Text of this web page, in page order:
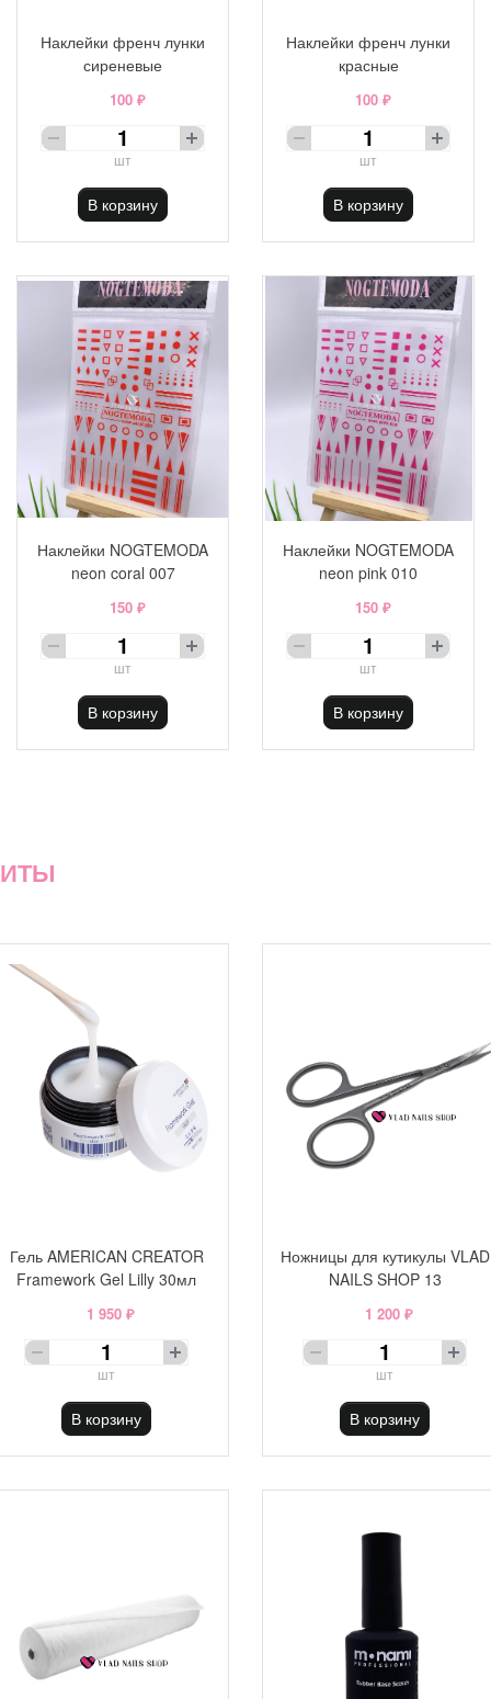
Наклейки френч лунки
сиреневые
100 ₽
шт
В корзину
Наклейки френч лунки
красные
100 ₽
шт
В корзину
Наклейки NOGTEMODA
neon coral 007
150 ₽
шт
В корзину
Наклейки NOGTEMODA
neon pink 010
150 ₽
шт
В корзину
Гель AMERICAN CREATOR
Framework Gel Lilly 30мл
1 950 ₽
шт
В корзину
Ножницы для кутикулы VLAD
NAILS SHOP 13
1 200 ₽
шт
В корзину